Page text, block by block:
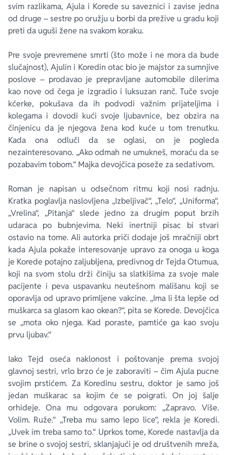
svim razlikama, Ajula i Korede su saveznici i zavise jedna
od druge – sestre po oružju u borbi da prežive u gradu koji
preti da uguši žene na svakom koraku.
Pre svoje prevremene smrti (što može i ne mora da bude
slučajnost), Ajulin i Koredin otac bio je majstor za sumnjive
poslove – prodavao je prepravljane automobile dilerima
kao nove od čega je izgradio i luksuzan ranč. Tuče svoje
kćerke, pokušava da ih podvodi važnim prijateljima i
kolegama i dovodi kući svoje ljubavnice, bez obzira na
činjenicu da je njegova žena kod kuće u tom trenutku.
Kada ona odluči da se oglasi, on je pogleda
nezainteresovano. „Ako odmah ne umukneš, moraću da se
pozabavim tobom.“ Majka devojčica poseže za sedativom.
Roman je napisan u odsečnom ritmu koji nosi radnju.
Kratka poglavlja naslovljena „Izbeljivač“, „Telo“, „Uniforma“,
„Vrelina“, „Pitanja“ slede jedno za drugim poput brzih
udaraca po bubnjevima. Neki inertniji pisac bi stvari
ostavio na tome. Ali autorka priči dodaje još mračniji obrt
kada Ajula pokaže interesovanje upravo za onoga u koga
je Korede potajno zaljubljena, predivnog dr Tejda Otumua,
koji na svom stolu drži činiju sa slatkišima za svoje male
pacijente i peva uspavanku neutešnom mališanu koji se
oporavlja od upravo primljene vakcine. „Ima li šta lepše od
muškarca sa glasom kao okean?“, pita se Korede. Devojčica
se „mota oko njega. Kad poraste, pamtiće ga kao svoju
prvu ljubav.“
Iako Tejd oseća naklonost i poštovanje prema svojoj
glavnoj sestri, vrlo brzo će je zaboraviti – čim Ajula pucne
svojim prstićem. Za Koredinu sestru, doktor je samo još
jedan muškarac sa kojim će se poigrati. On joj šalje
orhideje. Ona mu odgovara porukom: „Zapravo. Više.
Volim. Ruže.“ „Treba mu samo lepo lice“, rekla je Koredi.
„Uvek im treba samo to.“ Uprkos tome, Korede nastavlja da
se brine o svojoj sestri, sklanjajući je od društvenih mreža,